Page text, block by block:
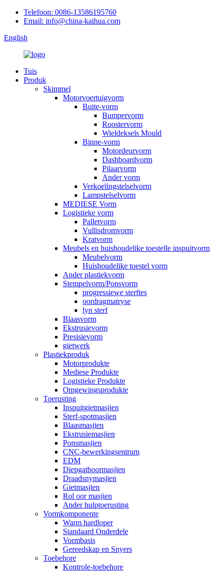
Telefoon: 0086-13586195760
Email: info@china-kaihua.com
English
Tuis
Produk
Skimmel
Motorvoertuigvorm
Buite-vorm
Bumpervorm
Roostervorm
Wieldeksels Mould
Binne-vorm
Motordeurvorm
Dashboardvorm
Pilaarvorm
Ander vorm
Verkoelingstelselvorm
Lampstelselvorm
MEDIESE Vorm
Logistieke vorm
Palletvorm
Vullisdromvorm
Kratvorm
Meubels en huishoudelike toestelle inspuitvorm
Meubelvorm
Huishoudelike toestel vorm
Ander plastiekvorm
Stempelvorm/Ponsvorm
progressiewe sterftes
oordragmatryse
lyn sterf
Blaasvorm
Ekstrusievorm
Presisievorm
gietwerk
Plastiekproduk
Motorprodukte
Mediese Produkte
Logistieke Produkte
Omgewingsprodukte
Toerusting
Inspuitgietmasjien
Sterf-spotmasjien
Blaasmasjien
Ekstrusiemasjien
Ponsmasjien
CNC-bewerkingsentrum
EDM
Diepgatboormasjien
Draadsnymasjien
Gietmasjien
Rol oor masjien
Ander hulptoerusting
Vormkomponente
Warm hardloper
Standaard Onderdele
Vormbasis
Gereedskap en Snyers
Toebehore
Kontrole-toebehore